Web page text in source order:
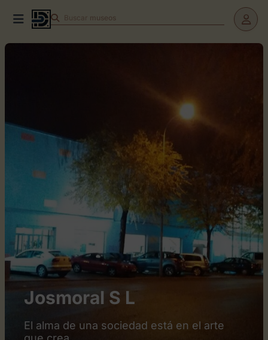
Buscar teatros
Josmoral S L
El alma de una sociedad está en el arte